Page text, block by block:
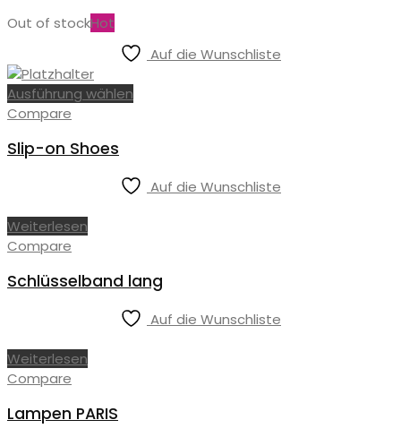
Out of stockHot
Auf die Wunschliste
Ausführung wählen
Compare
Slip-on Shoes
Auf die Wunschliste
Weiterlesen
Compare
Schlüsselband lang
Auf die Wunschliste
Weiterlesen
Compare
Lampen PARIS